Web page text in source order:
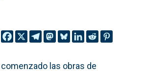
las obras de